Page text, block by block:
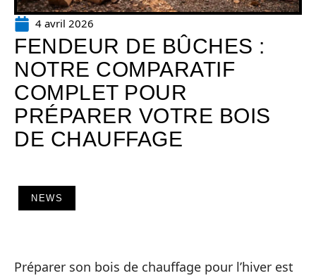
4 avril 2026
FENDEUR DE BÛCHES :
NOTRE COMPARATIF
COMPLET POUR
PRÉPARER VOTRE BOIS
DE CHAUFFAGE
NEWS
Préparer son bois de chauffage pour l’hiver est